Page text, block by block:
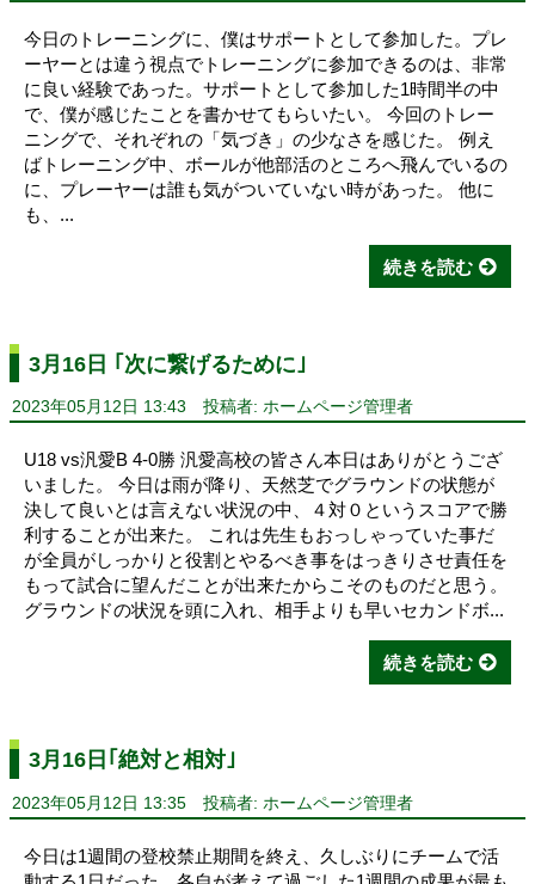
今日のトレーニングに、僕はサポートとして参加した。プレ
ーヤーとは違う視点でトレーニングに参加できるのは、非常
に良い経験であった。サポートとして参加した1時間半の中
で、僕が感じたことを書かせてもらいたい。 今回のトレー
ニングで、それぞれの「気づき」の少なさを感じた。 例え
ばトレーニング中、ボールが他部活のところへ飛んでいるの
に、プレーヤーは誰も気がついていない時があった。 他に
も、...
続きを読む
3月16日 ｢次に繋げるために｣
2023年05月12日 13:43 投稿者: ホームページ管理者
U18 vs汎愛B 4-0勝 汎愛高校の皆さん本日はありがとうござ
いました。 今日は雨が降り、天然芝でグラウンドの状態が
決して良いとは言えない状況の中、４対０というスコアで勝
利することが出来た。 これは先生もおっしゃっていた事だ
が全員がしっかりと役割とやるべき事をはっきりさせ責任を
もって試合に望んだことが出来たからこそのものだと思う。
グラウンドの状況を頭に入れ、相手よりも早いセカンドボ...
続きを読む
3月16日｢絶対と相対｣
2023年05月12日 13:35 投稿者: ホームページ管理者
今日は1週間の登校禁止期間を終え、久しぶりにチームで活